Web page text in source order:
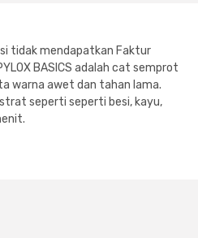
tidak mendapatkan Faktur
BASICS adalah cat semprot
warna awet dan tahan lama.
seperti seperti besi, kayu,